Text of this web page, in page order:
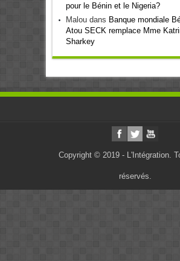
pour le Bénin et le Nigeria?
Maloudans Banque mondiale
Atou SECK remplace Mme
Sharkey
Copyright © 2019 - L'Intégration.
réservés.